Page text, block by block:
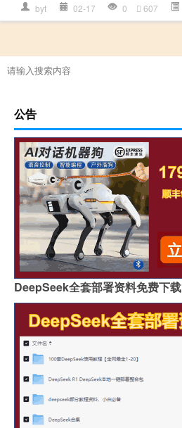
byt 02-17 0 607
公告
DeepSeek全套部署资料免费下载